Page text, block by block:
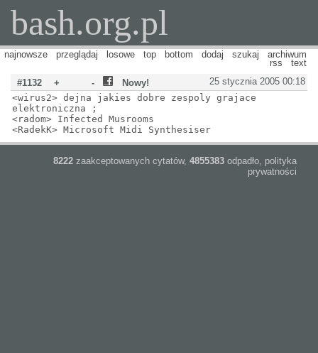
bash.org.pl
najnowsze przeglądaj losowe top bottom dodaj szukaj
archiwum
rss
text
25 stycznia 2005 00:18
#1132 + -
Nowy!
<wirus2> dejna jakies dobre zespoly grajace
elektroniczna ;
<radom> Infected Musrooms
<RadekK> Microsoft Midi Synthesiser
8222 zaakceptowanych cytatów, 4855383 odpadło, polityka
prywatności